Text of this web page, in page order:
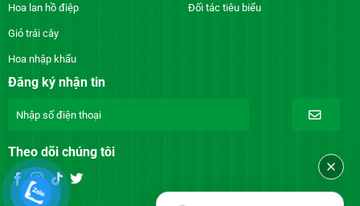
Hoa lan hồ điệp
Giỏ trái cây
Hoa nhập khẩu
Đối tác tiêu biểu
Đăng ký nhận tin
Theo dõi chúng tôi